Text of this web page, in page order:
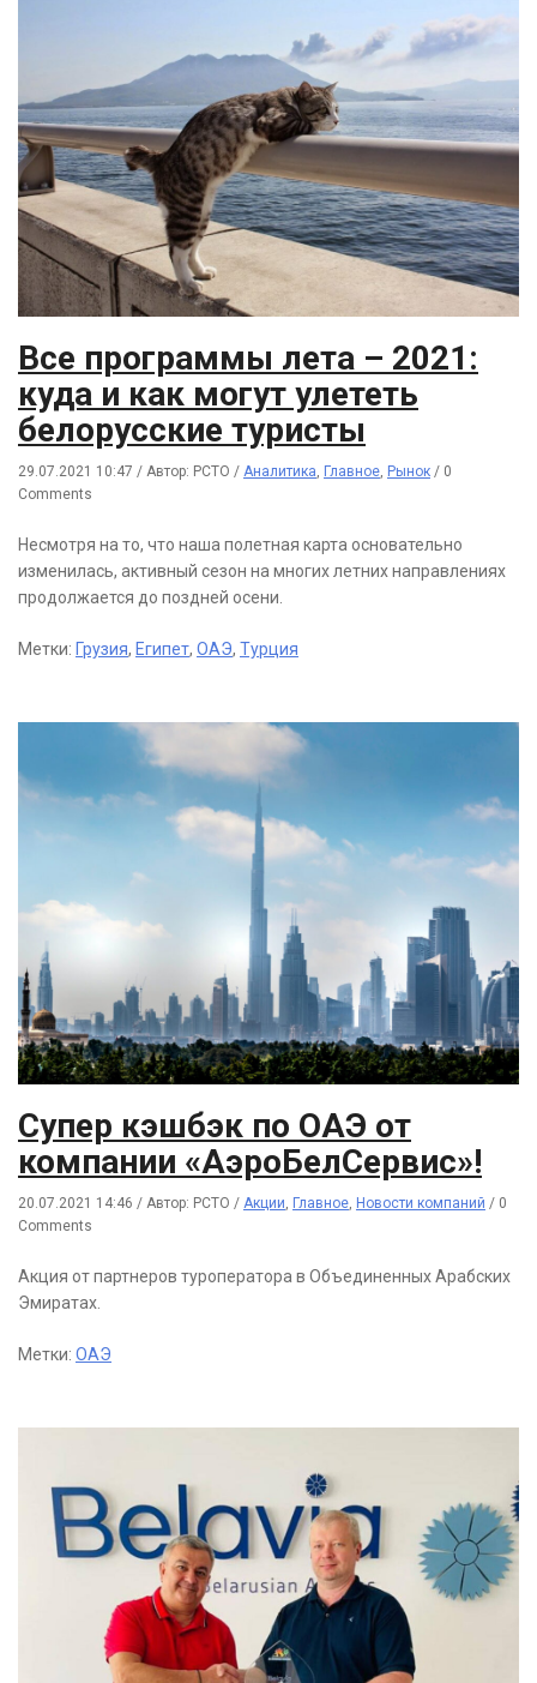
Все программы лета – 2021:
куда и как могут улететь
белорусские туристы
29.07.2021 10:47 / Автор: РСТО / Аналитика, Главное, Рынок / 0
Comments
Несмотря на то, что наша полетная карта основательно
изменилась, активный сезон на многих летних направлениях
продолжается до поздней осени.
Метки: Грузия, Египет, ОАЭ, Турция
Супер кэшбэк по ОАЭ от
компании «АэроБелСервис»!
20.07.2021 14:46 / Автор: РСТО / Акции, Главное, Новости компаний / 0
Comments
Акция от партнеров туроператора в Объединенных Арабских
Эмиратах.
Метки: ОАЭ